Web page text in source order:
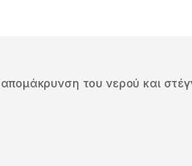
του νερού και